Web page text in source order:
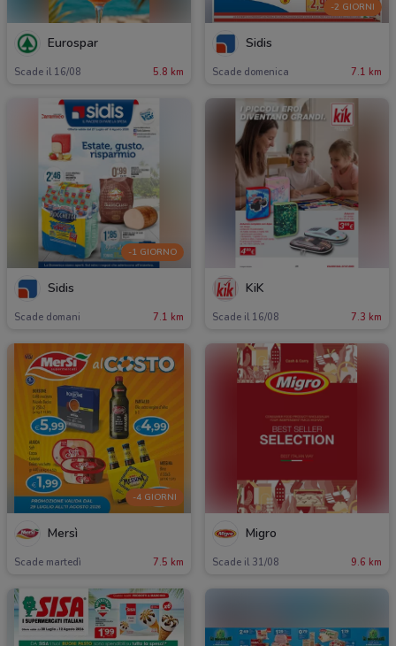
Eurospar
Scade il 16/08 5.8 km
-2 GIORNI
Sidis
Scade domenica 7.1 km
-1 GIORNO
Sidis
Scade domani 7.1 km
KiK
Scade il 16/08 7.3 km
-4 GIORNI
Mersì
Scade martedì 7.5 km
Migro
Scade il 31/08 9.6 km